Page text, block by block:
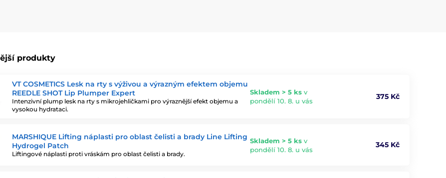
produkty
VT COSMETICS Lesk na rty s výživou a výrazným efektem objemu
REEDLE SHOT Lip Plumper Expert
Intenzivní plump lesk na rty s mikrojehličkami pro výraznější efekt objemu a
vysokou hydrataci.
Skladem > 5 ks v
pondělí 10. 8. u vás
375 Kč
MARSHIQUE Lifting náplasti pro oblast čelisti a brady Line Lifting
Hydrogel Patch
Liftingové náplasti proti vráskám pro oblast čelisti a brady.
Skladem > 5 ks v
pondělí 10. 8. u vás
345 Kč